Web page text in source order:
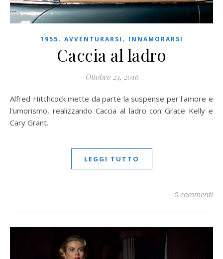
1955, AVVENTURARSI , INNAMORARSI
Caccia al ladro
Ottobre 24, 2016
Alfred Hitchcock mette da parte la suspense per l'amore e
l'umorismo, realizzando Caccia al ladro con Grace Kelly e
Cary Grant.
LEGGI TUTTO
0 commenti